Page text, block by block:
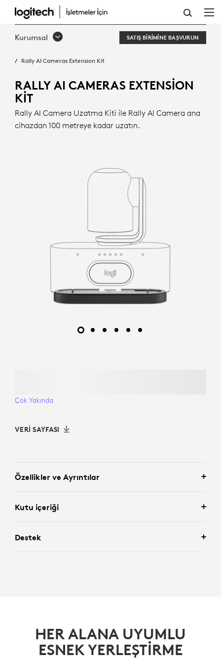
RALLY
AI
EXTENSION
KIT
Kurumsal SATIŞ BIRIMINE BAŞVURUN
Rally AI Cameras Extension Kit
RALLY AI CAMERAS EXTENSION
KIT
Rally AI Camera Uzatma Kiti ile Rally AI Camera ana
cihazdan 100 metreye kadar uzatın.
Çok Yakında
VERI SAYFASI
Özellikler ve Ayrıntılar
Kutu içeriği
Destek
HER ALANA UYUMLU
ESNEK YERLEŞTIRME